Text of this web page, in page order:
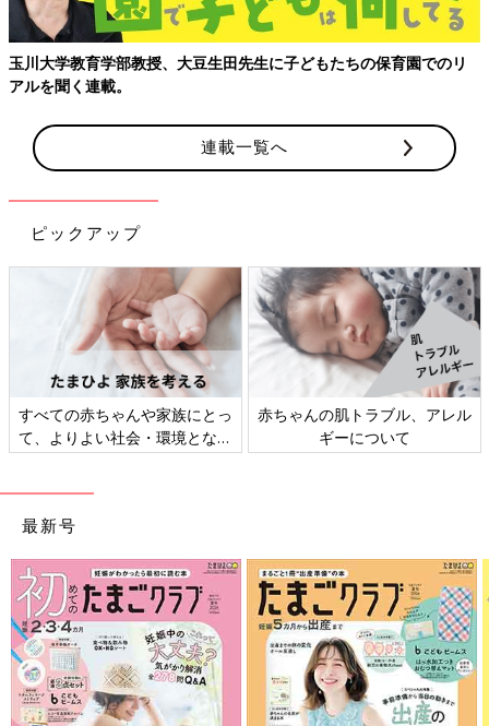
玉川大学教育学部教授、大豆生田先生に子どもたちの保育園でのリ
アルを聞く連載。
連載一覧へ
ピックアップ
すべての赤ちゃんや家族にとっ
て、よりよい社会・環境となる
ことをめざしてさまざまな課題
赤ちゃんの肌トラブル、アレル
ギーについて
最新号